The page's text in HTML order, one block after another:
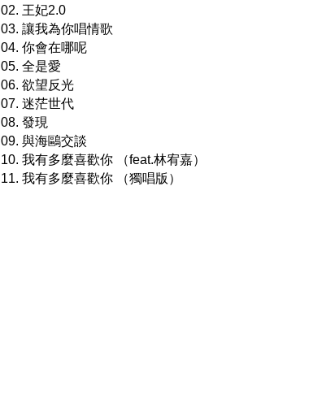
02. 王妃2.0
03. 讓我為你唱情歌
04. 你會在哪呢
05. 全是愛
06. 欲望反光
07. 迷茫世代
08. 發現
09. 與海鷗交談
10. 我有多麼喜歡你 （feat.林宥嘉）
11. 我有多麼喜歡你 （獨唱版）